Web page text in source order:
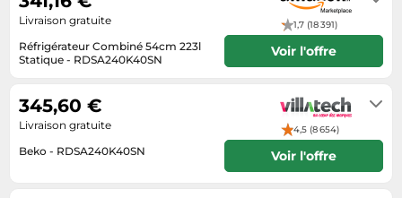
Tablettes tactiles
Tondeuses cheveux & barbe
Téléviseurs
Télévision & vidéo
Électroménager
Réfrigérateur Combiné 54cm 223l
Statique - RDSA240K40SN
1,7 (18 391)
Livraison gratuite
Voir l'offre
Beko - RDSA240K40SN
4,5 (8 654)
345,60 €
Livraison gratuite
Voir l'offre